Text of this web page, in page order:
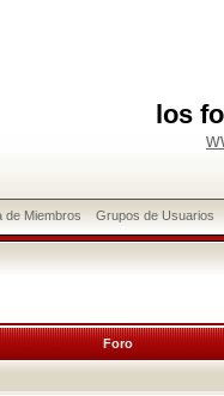
los
de Miembros Grupos de Usuarios
Foro